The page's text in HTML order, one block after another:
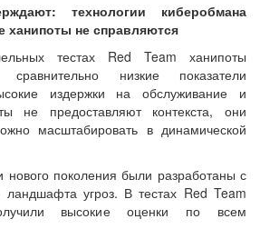
технологии киберобмана
ханипоты не справляются
тестах Red Team ханипоты
сравнительно низкие показатели
издержки на обслуживание и
не предоставляют контекста, они
масштабировать в динамической
поколения были разработаны с
ландшафта угроз. В тестах Red Team
высокие оценки по всем